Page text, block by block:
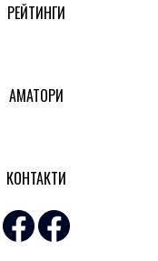
РЕЙТИНГИ
АМАТОРИ
КОНТАКТИ